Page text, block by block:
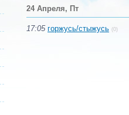
24 Апреля, Пт
17:05 горжусь/стыжусь (0)